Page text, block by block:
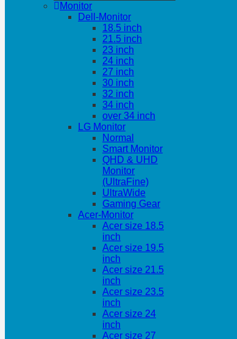
Monitor
Dell-Monitor
18.5 inch
21.5 inch
23 inch
24 inch
27 inch
30 inch
32 inch
34 inch
over 34 inch
LG Monitor
Normal
Smart Monitor
QHD & UHD
Monitor
(UltraFine)
UltraWide
Gaming Gear
Acer-Monitor
Acer size 18.5
inch
Acer size 19.5
inch
Acer size 21.5
inch
Acer size 23.5
inch
Acer size 24
inch
Acer size 27